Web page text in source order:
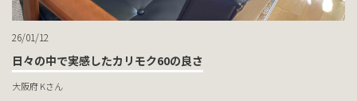
26/01/12
日々の中で実感したカリモク60の良さ
大阪府 Kさん